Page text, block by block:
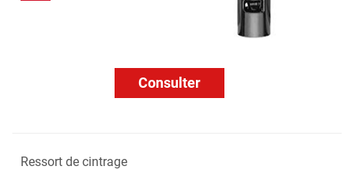
Consulter
Ressort de cintrage